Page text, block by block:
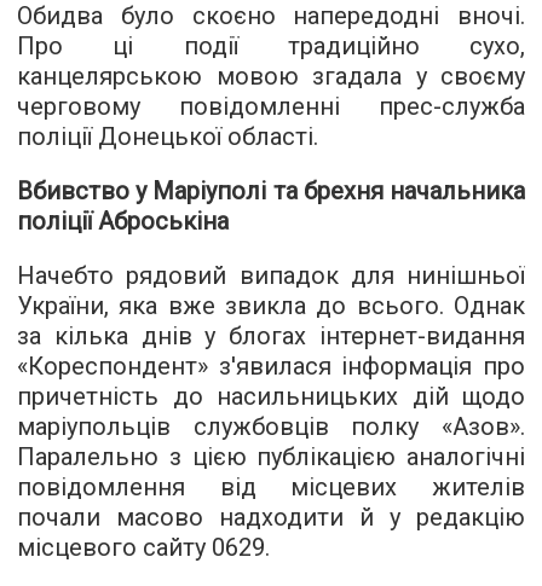
Обидва було скоєно напередодні вночі.
Про ці події традиційно сухо,
канцелярською мовою згадала у своєму
черговому повідомленні прес-служба
поліції Донецької області.
Вбивство у Маріуполі та брехня начальника
поліції Аброськіна
Начебто рядовий випадок для нинішньої
України, яка вже звикла до всього. Однак
за кілька днів у блогах інтернет-видання
«Кореспондент» з'явилася інформація про
причетність до насильницьких дій щодо
маріупольців службовців полку «Азов».
Паралельно з цією публікацією аналогічні
повідомлення від місцевих жителів
почали масово надходити й у редакцію
місцевого сайту 0629.